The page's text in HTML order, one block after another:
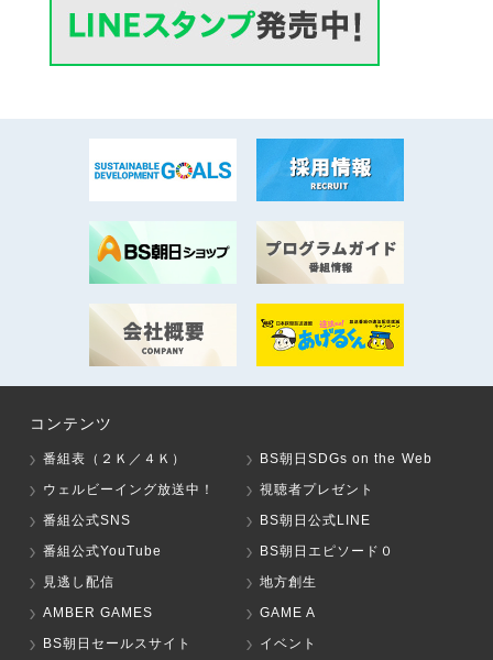
コンテンツ
番組表（２Ｋ／４Ｋ）
BS朝日SDGs on the Web
ウェルビーイング放送中！
視聴者プレゼント
番組公式SNS
BS朝日公式LINE
番組公式YouTube
BS朝日エピソード０
見逃し配信
地方創生
AMBER GAMES
GAME A
BS朝日セールスサイト
イベント